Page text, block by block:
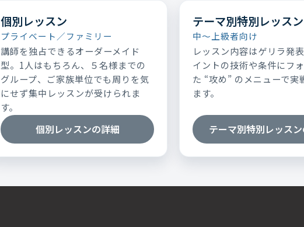
個別レッスン
プライベート／ファミリー
講師を独占できるオーダーメイド
型。1人はもちろん、５名様までの
グループ、ご家族単位でも周りを気
にせず集中レッスンが受けられま
す。
個別レッスンの詳細
テーマ別特別レッスン
中～上級者向け
レッスン内容はゲリラ発
イントの技術や条件にフ
た “攻め” のメニューで実
ます。
テーマ別特別レッス